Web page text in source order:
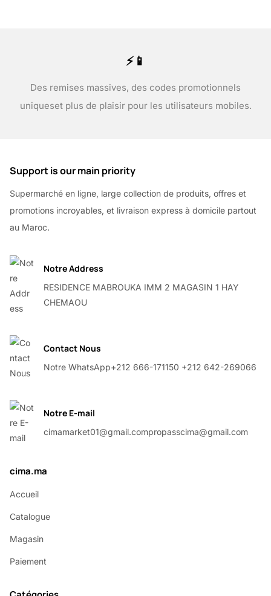
⚡📱
Des remises massives, des codes promotionnels
uniqueset plus de plaisir pour les utilisateurs mobiles.
Support is our main priority
Supermarché en ligne, large collection de produits, offres et
promotions incroyables, et livraison express à domicile partout
au Maroc.
Notre Address
RESIDENCE MABROUKA IMM 2 MAGASIN 1 HAY
CHEMAOU
Contact Nous
Notre WhatsApp+212 666-171150 +212 642-269066
Notre E-mail
cimamarket01@gmail.compropasscima@gmail.com
cima.ma
Accueil
Catalogue
Magasin
Paiement